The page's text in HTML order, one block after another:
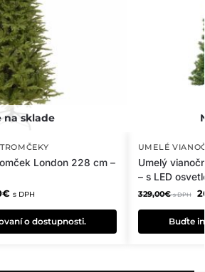
London 228 cm –
€ s DPH
o dostupnosti.
UMELÉ
Umelý
– s LED
329,00€ s DPH
Buďte